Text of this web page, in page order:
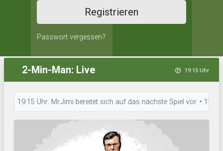
Registrieren
Passwort vergessen?
2-Min-Man: Live 19:15 Uhr
19:15 Uhr: Mr.Jimi bereitet sich auf das nächste Spiel vor. • 19:15